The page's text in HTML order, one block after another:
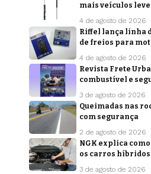
mais veículos
4 de agosto de 2026
Riffel lança linha
de freios para
4 de agosto de 2026
Revista Frete
combustível e
3 de agosto de 2026
Queimadas nas
com segurança
2 de agosto de 2026
NGK explica
os carros híbridos
3 de agosto de 2026